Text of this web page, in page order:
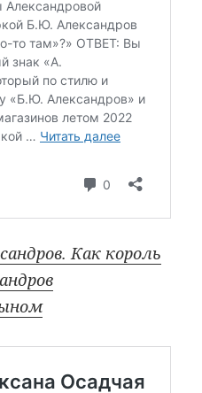
Как король